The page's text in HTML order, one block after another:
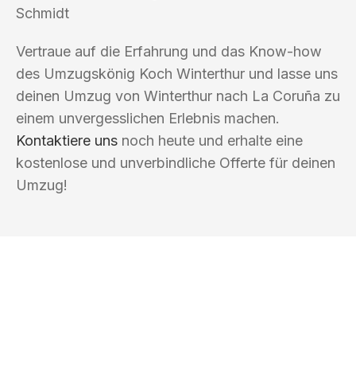
Schmidt
Vertraue auf die Erfahrung und das Know-how
des Umzugskönig Koch Winterthur und lasse uns
deinen Umzug von Winterthur nach La Coruña zu
einem unvergesslichen Erlebnis machen.
Kontaktiere uns noch heute und erhalte eine
kostenlose und unverbindliche Offerte für deinen
Umzug!